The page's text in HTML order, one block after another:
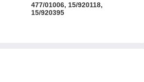
477/01006, 15/920118,
15/920395